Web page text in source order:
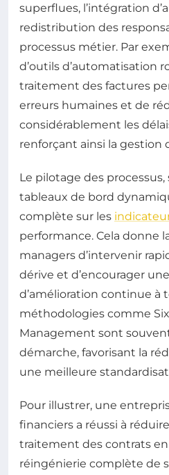
superflues, l’intégration
redistribution des
processus métier. Par
d’outils d’automatisation
traitement des factures
erreurs humaines et de
considérablement les
renforçant ainsi la gestion
Le pilotage des
tableaux de bord
complète sur les
performance. Cela donne
managers d’intervenir
dérive et d’encourager
d’amélioration continue à
méthodologies comme
Management sont
démarche, favorisant la
une meilleure
Pour illustrer, une
financiers a réussi à
traitement des contrats
réingénierie complète de